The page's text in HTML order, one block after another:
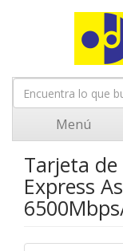
Menú
Tarjeta de
Express